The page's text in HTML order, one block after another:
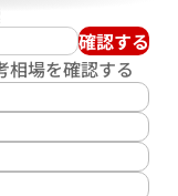
確認する
相場を確認する